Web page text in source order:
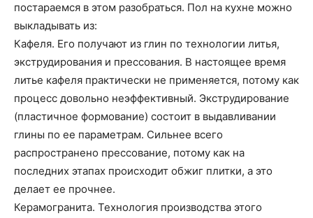
постараемся в этом разобраться. Пол на кухне можно
выкладывать из:
Кафеля. Его получают из глин по технологии литья,
экструдирования и прессования. В настоящее время
литье кафеля практически не применяется, потому как
процесс довольно неэффективный. Экструдирование
(пластичное формование) состоит в выдавливании
глины по ее параметрам. Сильнее всего
распространено прессование, потому как на
последних этапах происходит обжиг плитки, а это
делает ее прочнее.
Керамогранита. Технология производства этого